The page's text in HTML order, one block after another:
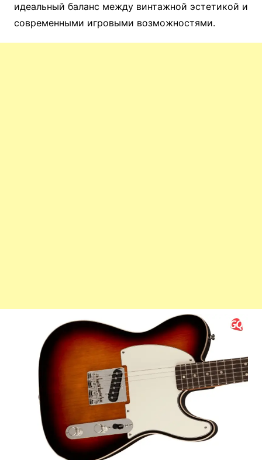
идеальный баланс между винтажной эстетикой и
современными игровыми возможностями.